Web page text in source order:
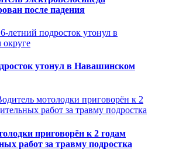
после падения
утонул в Навашинском
приговорён к 2 годам
работ за травму подростка